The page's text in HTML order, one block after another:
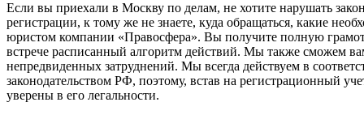
Если вы приехали в Москву по делам, не хотите нарушать
регистрации, к тому же не знаете, куда обращаться, какие
юристом компании «Правосфера». Вы получите полную
встрече расписанный алгоритм действий. Мы также сможем
непредвиденных затруднений. Мы всегда действуем в
законодательством РФ, поэтому, встав на регистрационный
уверены в его легальности.